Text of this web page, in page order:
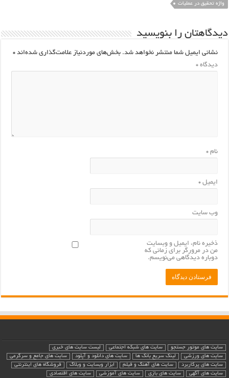
واژه تحقیق در عملیات
دیدگاهتان را بنویسید
نشانی ایمیل شما منتشر نخواهد شد. بخش‌های موردنیاز علامت‌گذاری شده‌اند *
دیدگاه *
نام *
ایمیل *
وب‌ سایت
ذخیره نام، ایمیل و وبسایت
من در مرورگر برای زمانی که
دوباره دیدگاهی می‌نویسم.
سایت های موتور جستجو سایت های شبکه اجتماعی
لیست سایت های خبری
سایت های ورزشی
لینک سریع بانک ها سایت های دانلود و آپلود
سایت های جامع و سرگرمی
سایت های پرکاربرد
سایت های آهنگ و فیلم ابزار وبسایت و وبلاگ
فروشگاه های اینترنتی
سایت های آگهی
سایت های بازی سایت های آموزشی سایت های اقتصادی